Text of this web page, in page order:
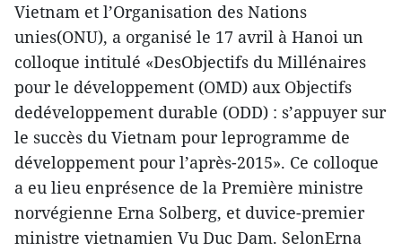
Vietnam et l’Organisation des Nations
unies(ONU), a organisé le 17 avril à Hanoi un
colloque intitulé «DesObjectifs du Millénaires
pour le développement (OMD) aux Objectifs
dedéveloppement durable (ODD) : s’appuyer sur
le succès du Vietnam pour leprogramme de
développement pour l’après-2015». Ce colloque
a eu lieu enprésence de la Première ministre
norvégienne Erna Solberg, et duvice-premier
ministre vietnamien Vu Duc Dam. SelonErna